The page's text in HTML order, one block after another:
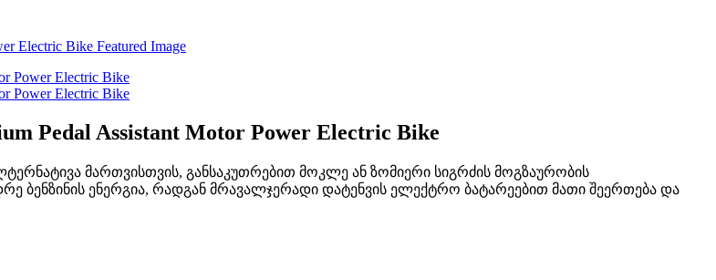
Pedal Assistant Motor Power Electric Bike
მართვისთვის, განსაკუთრებით მოკლე ან ზომიერი სიგრძის მოგზაურობის
ენერგია, რადგან მრავალჯერადი დატენვის ელექტრო ბატარეებით მათი შეერთება და